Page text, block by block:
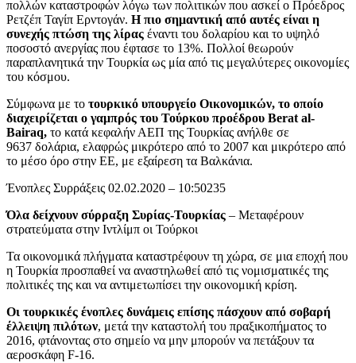
πολλών καταστροφών λόγω των πολιτικών που ασκεί ο Πρόεδρος
Ρετζέπ Ταγίπ Ερντογάν. Η πιο σημαντική από αυτές είναι η
συνεχής πτώση της λίρας έναντι του δολαρίου και το υψηλό
ποσοστό ανεργίας που έφτασε το 13%. Πολλοί θεωρούν
παραπλανητικά την Τουρκία ως μία από τις μεγαλύτερες οικονομίες
του κόσμου.
Σύμφωνα με το τουρκικό υπουργείο Οικονομικών, το οποίο
διαχειρίζεται ο γαμπρός του Τούρκου προέδρου Berat al-
Bairaq, το κατά κεφαλήν ΑΕΠ της Τουρκίας ανήλθε σε
9637 δολάρια, ελαφρώς μικρότερο από το 2007 και μικρότερο από
το μέσο όρο στην ΕΕ, με εξαίρεση τα Βαλκάνια.
Ένοπλες Συρράξεις 02.02.2020 – 10:50235
Όλα δείχνουν σύρραξη Συρίας-Τουρκίας – Μεταφέρουν
στρατεύματα στην Ιντλίμπ οι Τούρκοι
Τα οικονομικά πλήγματα καταστρέφουν τη χώρα, σε μια εποχή που
η Τουρκία προσπαθεί να αναστηλωθεί από τις νομισματικές της
πολιτικές της και να αντιμετωπίσει την οικονομική κρίση.
Οι τουρκικές ένοπλες δυνάμεις επίσης πάσχουν από σοβαρή
έλλειψη πιλότων, μετά την καταστολή του πραξικοπήματος το
2016, φτάνοντας στο σημείο να μην μπορούν να πετάξουν τα
αεροσκάφη F-16.